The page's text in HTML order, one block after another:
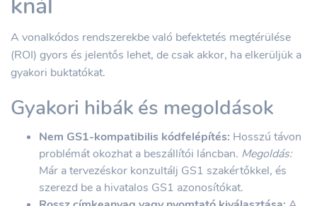
knál
A vonalkódos rendszerekbe való befektetés megtérülése
(ROI) gyors és jelentős lehet, de csak akkor, ha elkerüljük a
gyakori buktatókat.
Gyakori hibák és megoldások
Nem GS1-kompatibilis kódfelépítés: Hosszú távon
problémát okozhat a beszállítói láncban. Megoldás:
Már a tervezéskor konzultálj GS1 szakértőkkel, és
szerezd be a hivatalos GS1 azonosítókat.